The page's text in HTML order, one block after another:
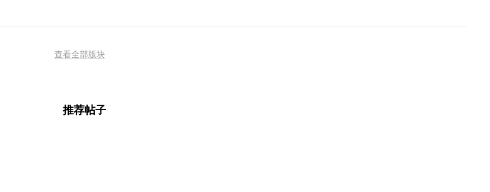
查看全部版块
推荐帖子